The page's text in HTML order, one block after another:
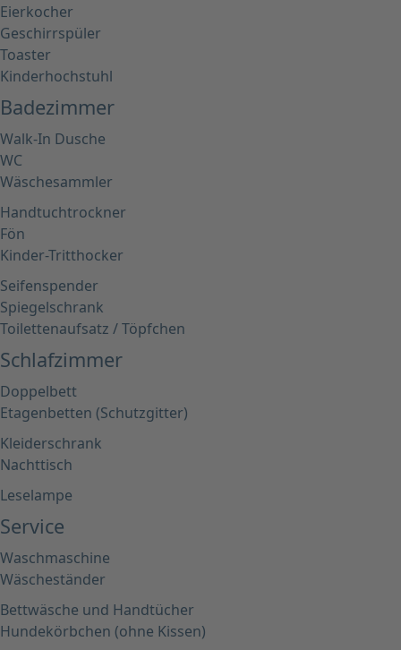
Eierkocher
Geschirrspüler
Toaster
Kinderhochstuhl
Badezimmer
Walk-In Dusche
WC
Wäschesammler
Handtuchtrockner
Fön
Kinder-Tritthocker
Seifenspender
Spiegelschrank
Toilettenaufsatz / Töpfchen
Schlafzimmer
Doppelbett
Etagenbetten (Schutzgitter)
Kleiderschrank
Nachttisch
Leselampe
Service
Waschmaschine
Wäscheständer
Bettwäsche und Handtücher
Hundekörbchen (ohne Kissen)